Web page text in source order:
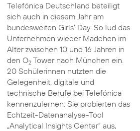
Telefónica Deutschland beteiligt
sich auch in diesem Jahr am
bundesweiten Girls‘ Day. So lud das
Unternehmen wieder Mädchen im
Alter zwischen 10 und 16 Jahren in
den O2Tower nach München ein.
20 Schülerinnen nutzten die
Gelegenheit, digitale und
technische Berufe bei Telefónica
kennenzulernen: Sie probierten das
Echtzeit-Datenanalyse-Tool
„Analytical Insights Center“ aus,